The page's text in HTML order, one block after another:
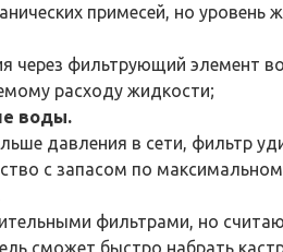
примесей, но
через фильтрующий элемент
расходу жидкости;
воды.
давления в сети, фильтр
с запасом по
фильтрами, но
сможет быстро набрать